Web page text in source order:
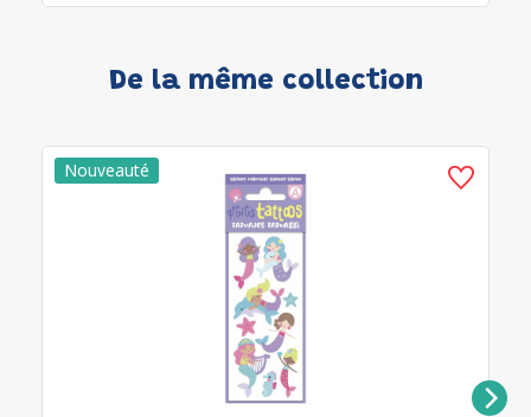
De la même collection